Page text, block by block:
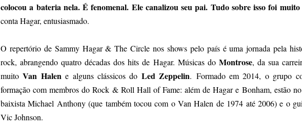
colocou a bateria nela. É fenomenal. Ele canalizou seu pai. Tudo sobre isso foi muito
conta Hagar, entusiasmado.
O repertório de Sammy Hagar & The Circle nos shows pelo país é uma jornada pela
rock, abrangendo quatro décadas dos hits de Hagar. Músicas doMontrose, da sua
muitoVan Halene alguns clássicos do Led Zeppelin. Formado em 2014, o grupo
formação com membros do Rock & Roll Hall of Fame: além de Hagar e Bonham, estão
baixista Michael Anthony (que também tocou com o Van Halen de 1974 até 2006) e o
Vic Johnson.